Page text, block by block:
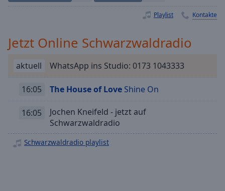
Subtitles
opens
settings
subtitles
selected
Track
Playlist Kontakte
Jetzt Online Schwarzwaldradio
aktuell WhatsApp ins Studio: 0173 1043333
16:05 The House of Love Shine On
16:05
Jochen Kneifeld - jetzt auf
Schwarzwaldradio
Schwarzwaldradio playlist